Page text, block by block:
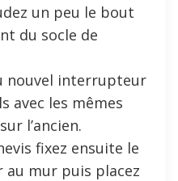
un peu le bout
du socle de
nouvel interrupteur
avec les mêmes
l’ancien.
fixez ensuite le
mur puis placez